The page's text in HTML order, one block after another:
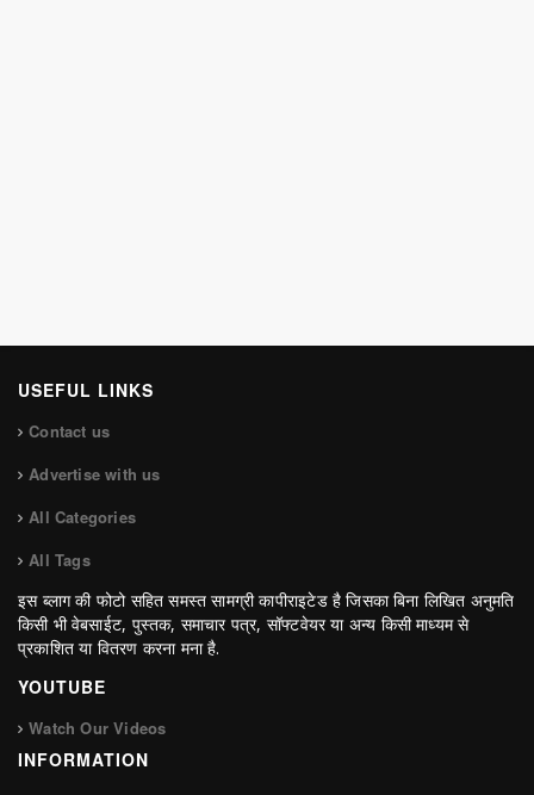
USEFUL LINKS
Contact us
Advertise with us
All Categories
All Tags
इस ब्लाग की फोटो सहित समस्त सामग्री कापीराइटेड है जिसका बिना लिखित अनुमति
किसी भी वेबसाईट, पुस्तक, समाचार पत्र, सॉफ्टवेयर या अन्य किसी माध्यम से
प्रकाशित या वितरण करना मना है.
YOUTUBE
Watch Our Videos
INFORMATION